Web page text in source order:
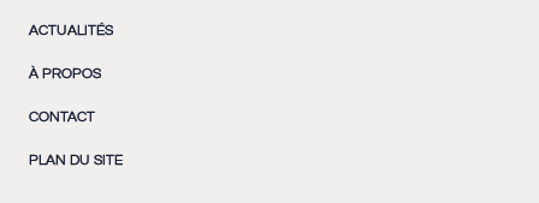
ACTUALITÉS
À PROPOS
CONTACT
PLAN DU SITE